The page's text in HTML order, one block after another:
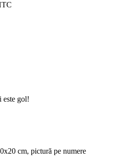
este gol!
cm, pictură pe numere